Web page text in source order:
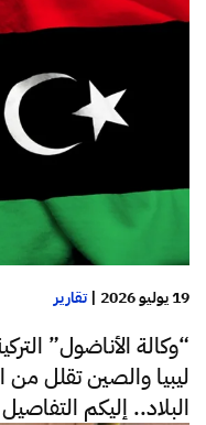
19 يوليو 2026 |تقارير
“وكالة الأناضول”
ليبيا والصين تقلل من
البلاد.. إليكم التفاصيل